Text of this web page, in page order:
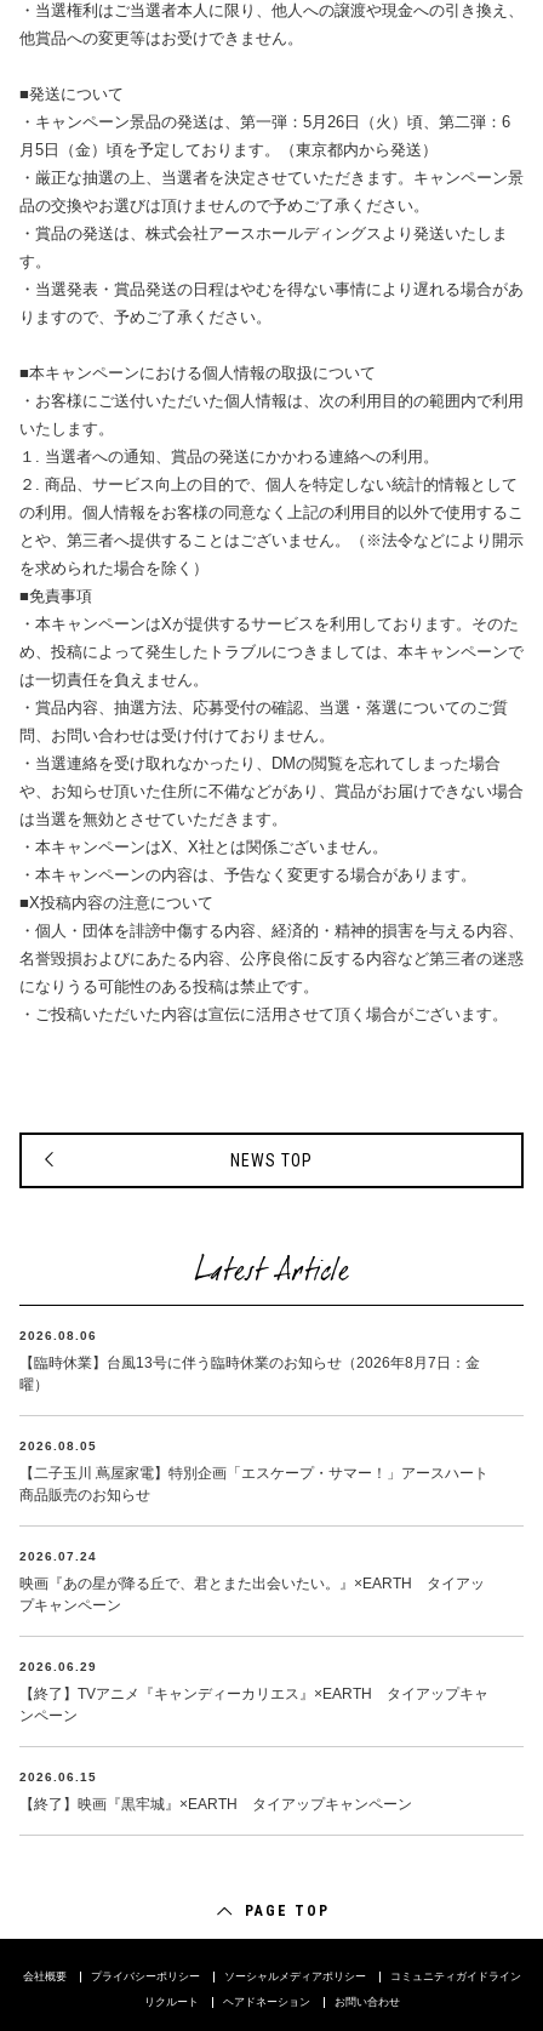
・当選権利はご当選者本人に限り、他人への譲渡や現金への引き換え、
他賞品への変更等はお受けできません。
■発送について
・キャンペーン景品の発送は、第一弾：5月26日（火）頃、第二弾：6
月5日（金）頃を予定しております。（東京都内から発送）
​・厳正な抽選の上、当選者を決定させていただきます。キャンペーン景
品の交換やお選びは頂けませんので予めご了承ください。
・賞品の発送は、株式会社アースホールディングスより発送いたしま
す。
​・当選発表・賞品発送の日程はやむを得ない事情により遅れる場合があ
りますので、予めご了承ください。
■本キャンペーンにおける個人情報の取扱について
・お客様にご送付いただいた個人情報は、次の利用目的の範囲内で利用
いたします。
１. 当選者への通知、賞品の発送にかかわる連絡への利用。
２. 商品、サービス向上の目的で、個人を特定しない統計的情報として
の利用。個人情報をお客様の同意なく上記の利用目的以外で使用するこ
とや、第三者へ提供することはございません。（※法令などにより開示
を求められた場合を除く）
■免責事項
・本キャンペーンはXが提供するサービスを利用しております。そのた
め、投稿によって発生したトラブルにつきましては、本キャンペーンで
は一切責任を負えません。
・賞品内容、抽選方法、応募受付の確認、当選・落選についてのご質
問、お問い合わせは受け付けておりません。
・当選連絡を受け取れなかったり、DMの閲覧を忘れてしまった場合
や、お知らせ頂いた住所に不備などがあり、賞品がお届けできない場合
は当選を無効とさせていただきます。
・本キャンペーンはX、X社とは関係ございません。
・本キャンペーンの内容は、予告なく変更する場合があります。
■X投稿内容の注意について
・個人・団体を誹謗中傷する内容、経済的・精神的損害を与える内容、
名誉毀損およびにあたる内容、公序良俗に反する内容など第三者の迷惑
になりうる可能性のある投稿は禁止です。
・ご投稿いただいた内容は宣伝に活用させて頂く場合がございます。
NEWS TOP
Latest Article
2026.08.06
【臨時休業】台風13号に伴う臨時休業のお知らせ（2026年8月7日：金
曜）
2026.08.05
【二子玉川 蔦屋家電】特別企画「エスケープ・サマー！」アースハート
商品販売のお知らせ
2026.07.24
映画『あの星が降る丘で、君とまた出会いたい。』×EARTH タイアッ
プキャンペーン
2026.06.29
【終了】TVアニメ『キャンディーカリエス』×EARTH タイアップキャ
ンペーン
2026.06.15
【終了】映画『黒牢城』×EARTH タイアップキャンペーン
PAGE TOP
会社概要 プライバシーポリシー ソーシャルメディアポリシー コミュニティガイドライン
リクルート ヘアドネーション お問い合わせ